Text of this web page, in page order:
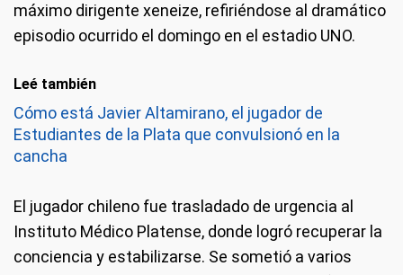
máximo dirigente xeneize, refiriéndose al dramático
episodio ocurrido el domingo en el estadio UNO.
Leé también
Cómo está Javier Altamirano, el jugador de
Estudiantes de la Plata que convulsionó en la
cancha
El jugador chileno fue trasladado de urgencia al
Instituto Médico Platense, donde logró recuperar la
conciencia y estabilizarse. Se sometió a varios